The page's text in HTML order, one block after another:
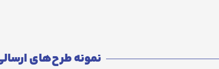
نمونه طرح‌های